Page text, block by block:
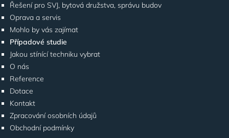
Řešení pro SVJ, bytová družstva, správu budov
Oprava a servis
Mohlo by vás zajímat
Případové studie
Jakou stínící techniku vybrat
O nás
Reference
Dotace
Kontakt
Zpracování osobních údajů
Obchodní podmínky